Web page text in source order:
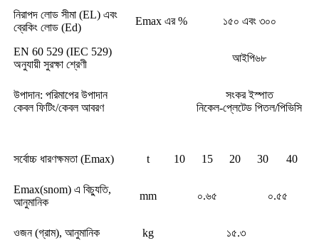
নিরাপদ লোড সীমা (EL) এবং
ব্রেকিং লোড (Ed)
Emax এর % ১৫০ এবং ৩০০
EN 60 529 (IEC 529)
অনুযায়ী সুরক্ষা শ্রেণী
আইপি৬৮
উপাদান: পরিমাপের উপাদান
কেবল ফিটিং/কেবল আবরণ
সংকর ইস্পাত
নিকেল-প্লেটেড পিতল/পিভিসি
সর্বোচ্চ ধারণক্ষমতা (Emax) t 10 15 20 30 40
Emax(snom) এ বিচ্যুতি,
আনুমানিক
mm ০.৬৫ ০.৫৫
ওজন (গ্রাম), আনুমানিক kg ১৫.৩